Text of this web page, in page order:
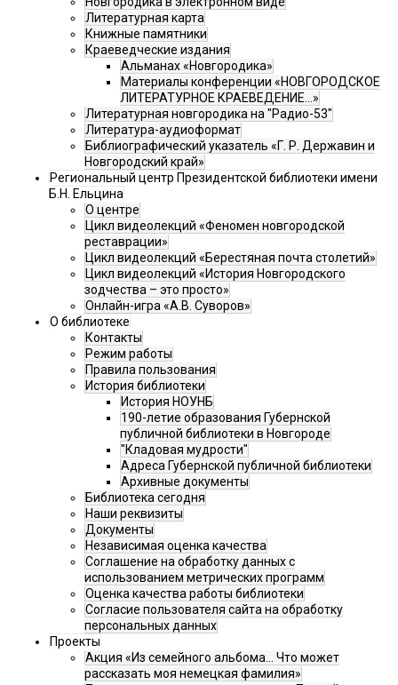
Литературная карта
Книжные памятники
Краеведческие издания
Альманах «Новгородика»
Материалы конференции «НОВГОРОДСКОЕ
ЛИТЕРАТУРНОЕ КРАЕВЕДЕНИЕ...»
Литературная новгородика на "Радио-53"
Литература-аудиоформат
Библиографический указатель «Г. Р. Державин и
Новгородский край»
Региональный центр Президентской библиотеки имени
Б.Н. Ельцина
О центре
Цикл видеолекций «Феномен новгородской
реставрации»
Цикл видеолекций «Берестяная почта столетий»
Цикл видеолекций «История Новгородского
зодчества – это просто»
Онлайн-игра «А.В. Суворов»
О библиотеке
Контакты
Режим работы
Правила пользования
История библиотеки
История НОУНБ
190-летие образования Губернской
публичной библиотеки в Новгороде
"Кладовая мудрости"
Адреса Губернской публичной библиотеки
Архивные документы
Библиотека сегодня
Наши реквизиты
Документы
Независимая оценка качества
Соглашение на обработку данных с
использованием метрических программ
Оценка качества работы библиотеки
Согласие пользователя сайта на обработку
персональных данных
Проекты
Акция «Из семейного альбома... Что может
рассказать моя немецкая фамилия»